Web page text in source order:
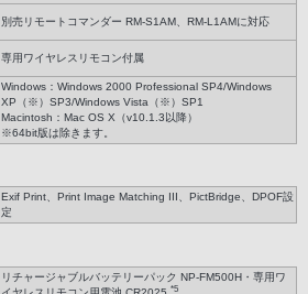
別売リモートコマンダー RM-S1AM、RM-L1AMに対応
専用ワイヤレスリモコン付属
Windows：Windows 2000 Professional SP4/Windows
XP（※）SP3/Windows Vista（※）SP1
Macintosh：Mac OS X（v10.1.3以降）
※64bit版は除きます。
Exif Print、Print Image Matching III、PictBridge、DPOF設
定
リチャージャブルバッテリーパック NP-FM500H・専用ワ
*5